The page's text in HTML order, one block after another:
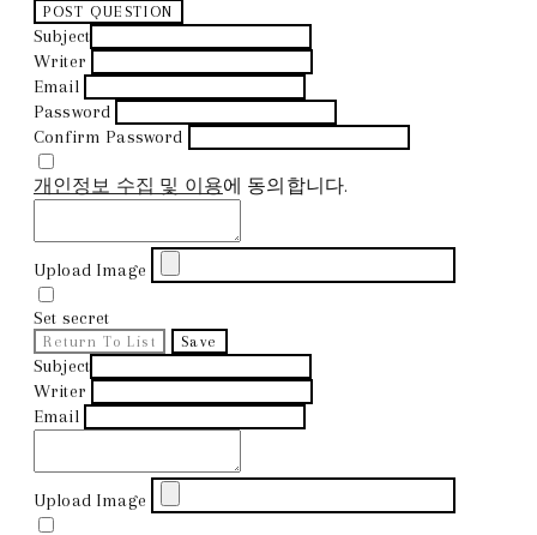
POST QUESTION
Subject
Writer
Email
Password
Confirm Password
개인정보 수집 및 이용에 동의합니다.
Upload Image
Set secret
Return To List Save
Subject
Writer
Email
Upload Image